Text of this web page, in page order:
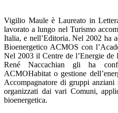
Vigilio Maule è Laureato in
lavorato a lungo nel Turismo
Italia, e nell’Editoria. Nel 2002 ha
Bioenergetico ACMOS con
Nel 2003 il Centre de l’Energie de
René Naccachian gli ha
ACMOHabitat o gestione
Accompagnatore di gruppi
organizzati dai vari Comuni,
bioenergetica.